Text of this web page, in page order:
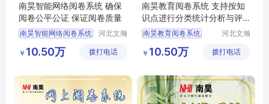
南昊智能网络阅卷系统 确保
阅卷公平公证 保证阅卷质量
南昊智能网络阅卷系统
计算机阅卷
答题卡阅卷系统
河北文瀚
技发展有
￥ 10.50万 拨打电话
南昊教育阅卷系统 支持按知
识点进行分类统计分析与评
价
南昊教育阅卷系统
高考阅卷系统
考试阅卷系统
河北文瀚
技发展有
￥ 10.50万 拨打电话